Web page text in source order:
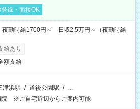
登録・面接OK
勤時給1700円～ 日収2.5万円～（夜勤時給
給あり
額支給
津浜駅 / 道後公園駅 / …
院 ※ご自宅近辺からご案内可能